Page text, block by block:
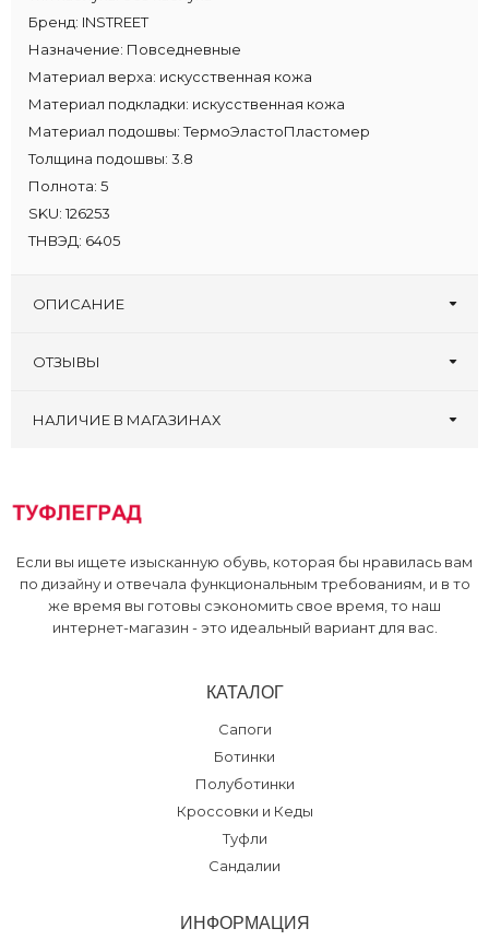
Бренд: INSTREET
Назначение: Повседневные
Материал верха: искусственная кожа
Материал подкладки: искусственная кожа
Материал подошвы: ТермоЭластоПластомер
Толщина подошвы: 3.8
Полнота: 5
SKU: 126253
ТНВЭД: 6405
ОПИСАНИЕ
ОТЗЫВЫ
Оставьте первый отзыв!
НАЛИЧИЕ В МАГАЗИНАХ
Если вы ищете изысканную обувь, которая бы нравилась вам
по дизайну и отвечала функциональным требованиям, и в то
же время вы готовы сэкономить свое время, то наш
интернет-магазин - это идеальный вариант для вас.
КАТАЛОГ
Сапоги
Ботинки
Полуботинки
Кроссовки и Кеды
Туфли
Сандалии
ИНФОРМАЦИЯ